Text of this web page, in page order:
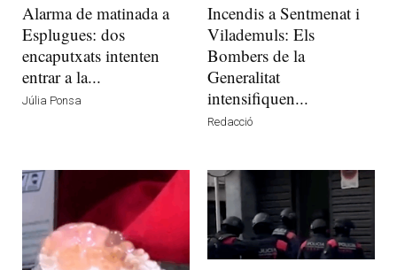
Alarma de matinada a
Esplugues: dos
encaputxats intenten
entrar a la...
Júlia Ponsa
Incendis a Sentmenat i
Vilademuls: Els
Bombers de la
Generalitat
intensifiquen...
Redacció